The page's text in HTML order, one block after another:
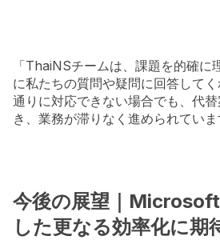
「ThaiNSチームは、課題を的確に
に私たちの質問や疑問に回答して
通りに対応できない場合でも、代
き、業務が滞りなく進められてい
今後の展望｜
した更なる効率化に期